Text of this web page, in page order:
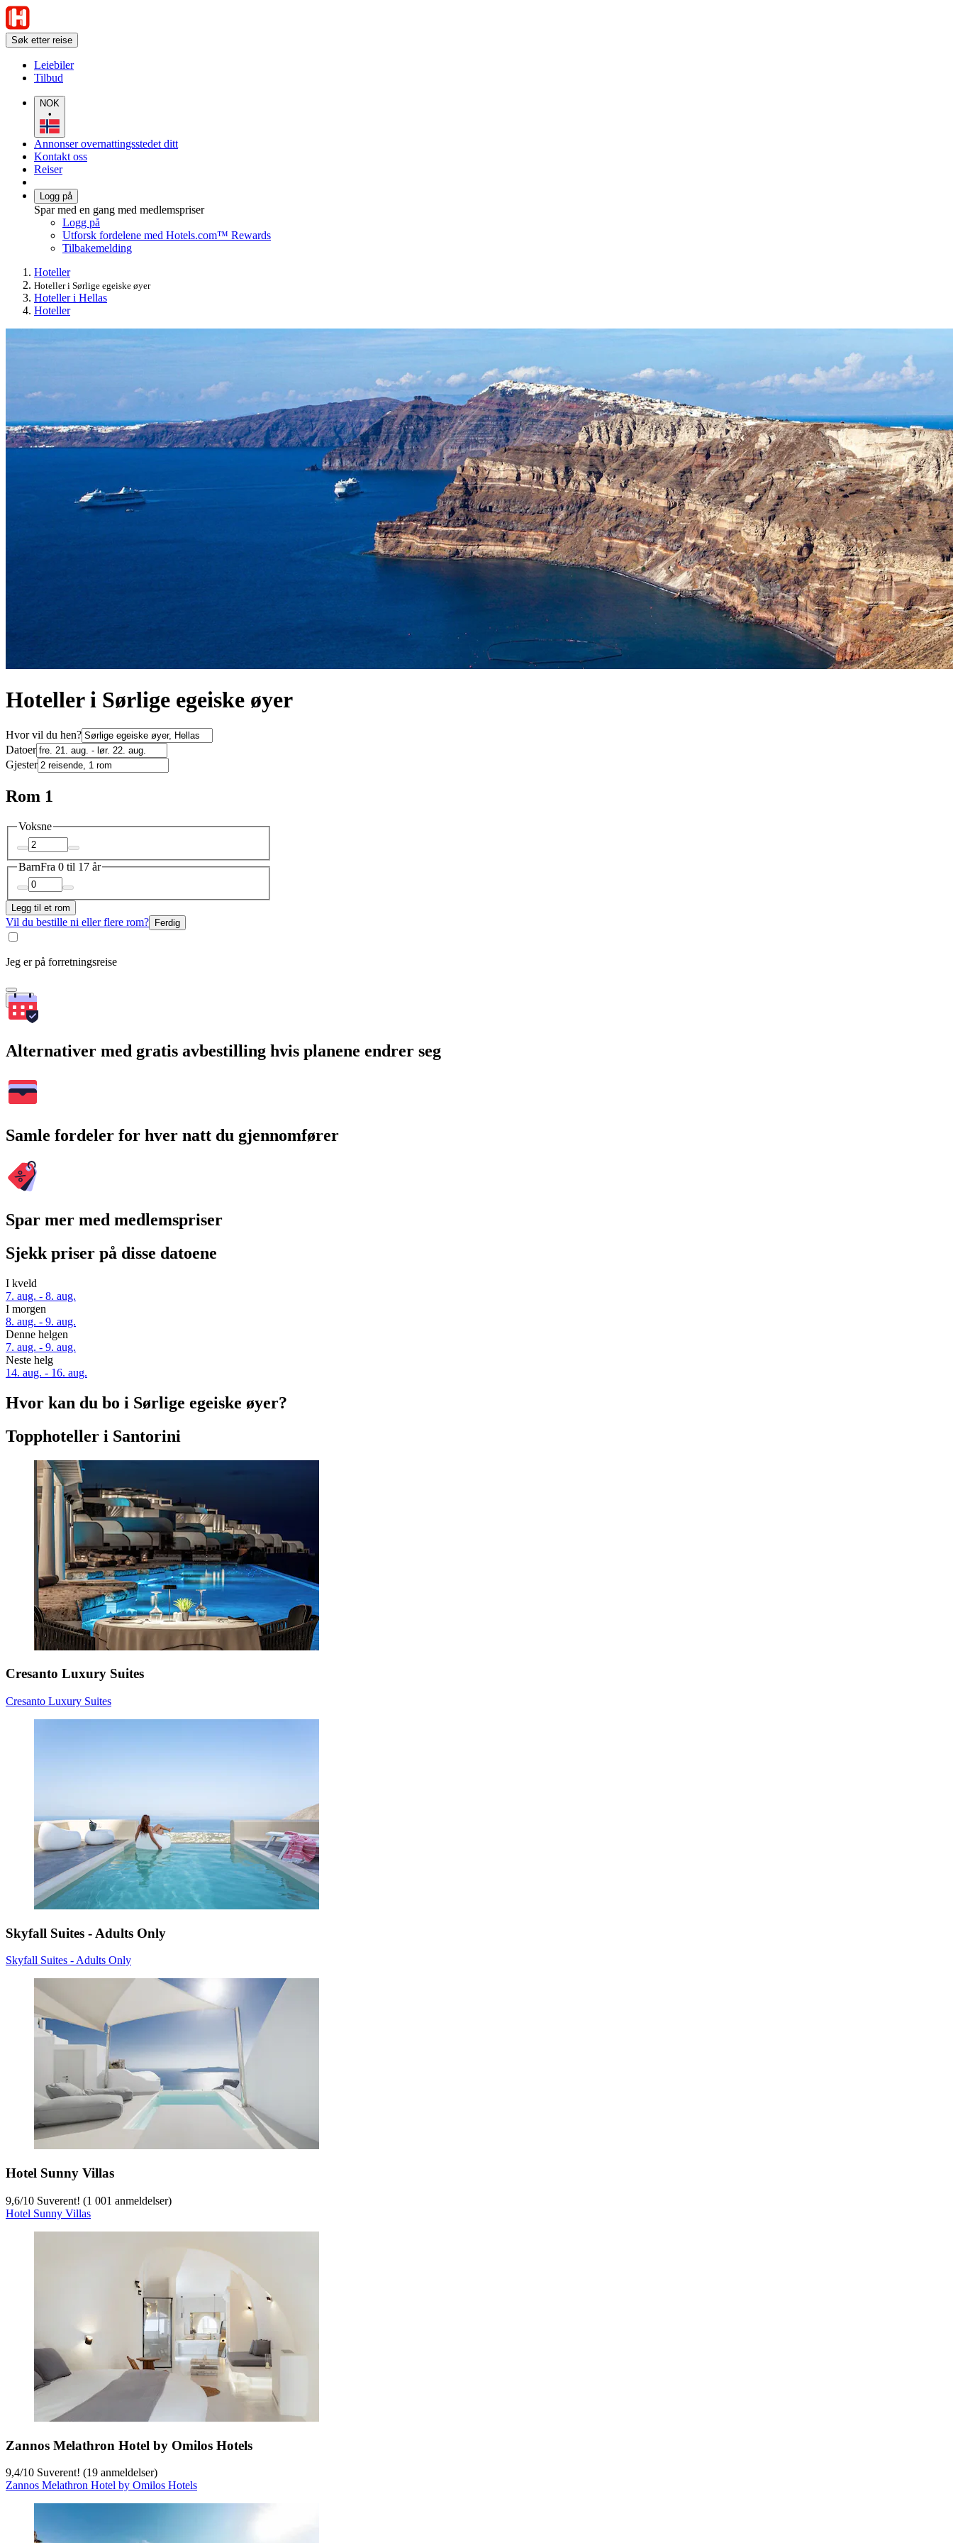
Søk etter reise
Leiebiler
Tilbud
NOK
•
Annonser overnattingsstedet ditt
Kontakt oss
Reiser
Logg på
Spar med en gang med medlemspriser
Logg på
Utforsk fordelene med Hotels.com™ Rewards
Tilbakemelding
Hoteller
Hoteller i Sørlige egeiske øyer
Hoteller i Hellas
Hoteller
Hoteller i Sørlige egeiske øyer
Hvor vil du hen?
Datoer
Gjester
Rom 1
Voksne
BarnFra 0 til 17 år
Legg til et rom
Vil du bestille ni eller flere rom? Ferdig
Jeg er på forretningsreise
Søk
Alternativer med gratis avbestilling hvis planene endrer seg
Samle fordeler for hver natt du gjennomfører
Spar mer med medlemspriser
Sjekk priser på disse datoene
I kveld
7. aug. - 8. aug.
I morgen
8. aug. - 9. aug.
Denne helgen
7. aug. - 9. aug.
Neste helg
14. aug. - 16. aug.
Hvor kan du bo i Sørlige egeiske øyer?
Topphoteller i Santorini
Cresanto Luxury Suites
Cresanto Luxury Suites
Skyfall Suites - Adults Only
Skyfall Suites - Adults Only
Hotel Sunny Villas
9,6/10 Suverent! (1 001 anmeldelser)
Hotel Sunny Villas
Zannos Melathron Hotel by Omilos Hotels
9,4/10 Suverent! (19 anmeldelser)
Zannos Melathron Hotel by Omilos Hotels